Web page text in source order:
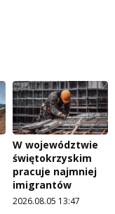
W województwie
świętokrzyskim
pracuje najmniej
imigrantów
2026.08.05 13:47